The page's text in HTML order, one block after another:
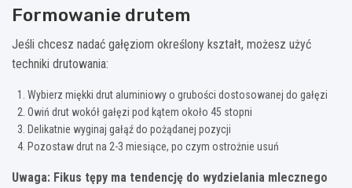
Formowanie drutem
Jeśli chcesz nadać gałęziom określony kształt, możesz użyć
techniki drutowania:
Wybierz miękki drut aluminiowy o grubości dostosowanej do gałęzi
Owiń drut wokół gałęzi pod kątem około 45 stopni
Delikatnie wyginaj gałąź do pożądanej pozycji
Pozostaw drut na 2-3 miesiące, po czym ostrożnie usuń
Uwaga: Fikus tępy ma tendencję do wydzielania mlecznego